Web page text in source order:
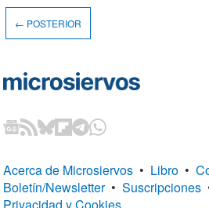
← POSTERIOR
Acerca de Microsiervos • Libro •
Boletín/Newsletter • Suscripciones